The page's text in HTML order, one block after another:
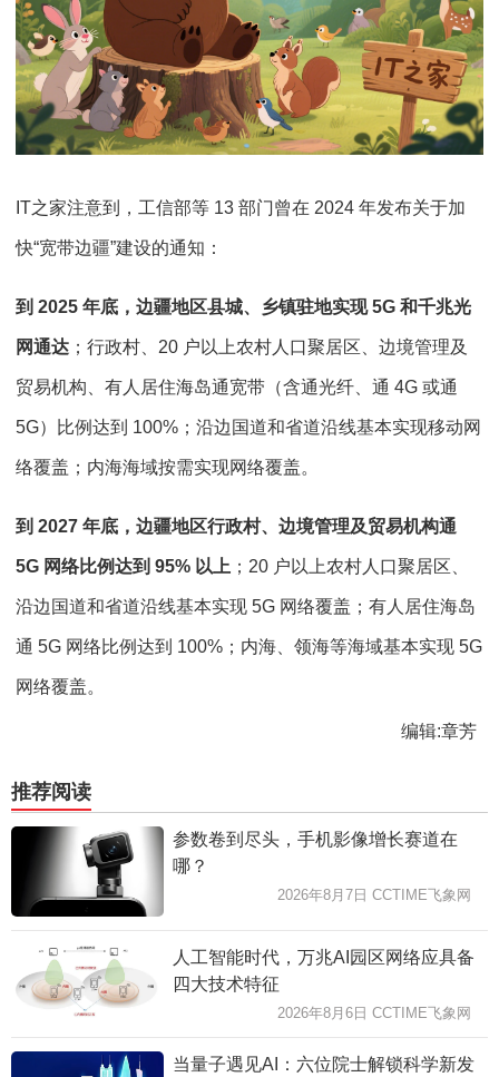
IT之家注意到，工信部等 13 部门曾在 2024 年发布关于加
快“宽带边疆”建设的通知：
到 2025 年底，边疆地区县城、乡镇驻地实现 5G 和千兆光
网通达 ；行政村、20 户以上农村人口聚居区、边境管理及
贸易机构、有人居住海岛通宽带（含通光纤、通 4G 或通
5G）比例达到 100%；沿边国道和省道沿线基本实现移动网
络覆盖；内海海域按需实现网络覆盖。
到 2027 年底，边疆地区行政村、边境管理及贸易机构通
5G 网络比例达到 95% 以上 ；20 户以上农村人口聚居区、
沿边国道和省道沿线基本实现 5G 网络覆盖；有人居住海岛
通 5G 网络比例达到 100%；内海、领海等海域基本实现 5G
网络覆盖。
编辑:章芳
推荐阅读
参数卷到尽头，手机影像增长赛道在
哪？
2026年8月7日 CCTIME飞象网
人工智能时代，万兆AI园区网络应具备
四大技术特征
2026年8月6日 CCTIME飞象网
当量子遇见AI：六位院士解锁科学新发